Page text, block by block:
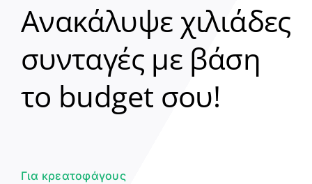
Ανακάλυψε χιλιάδες
συνταγές με βάση
το budget σου!
Για κρεατοφάγους